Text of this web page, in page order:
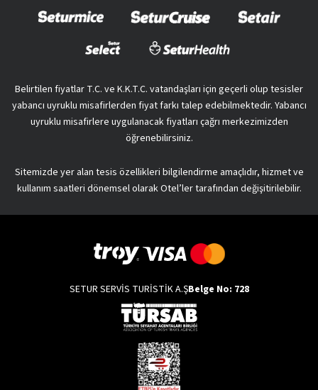
Belirtilen fiyatlar T.C. ve K.K.T.C. vatandaşları için geçerli olup tesisler
yabancı uyruklu misafirlerden fiyat farkı talep edebilmektedir. Yabancı
uyruklu misafirlere uygulanacak fiyatları çağrı merkezimizden
öğrenebilirsiniz.
Sitemizde yer alan tesis özellikleri bilgilendirme amaçlıdır, hizmet ve
kullanım saatleri dönemsel olarak Otel’ler tarafından değişitirilebilir.
SETUR SERVİS TURİSTİK A.ŞBelge No: 728